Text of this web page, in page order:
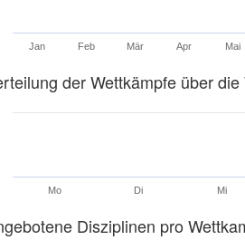
Jan Feb Mär Apr Mai
der Wettkämpfe über die
Mo Di Mi
Disziplinen pro